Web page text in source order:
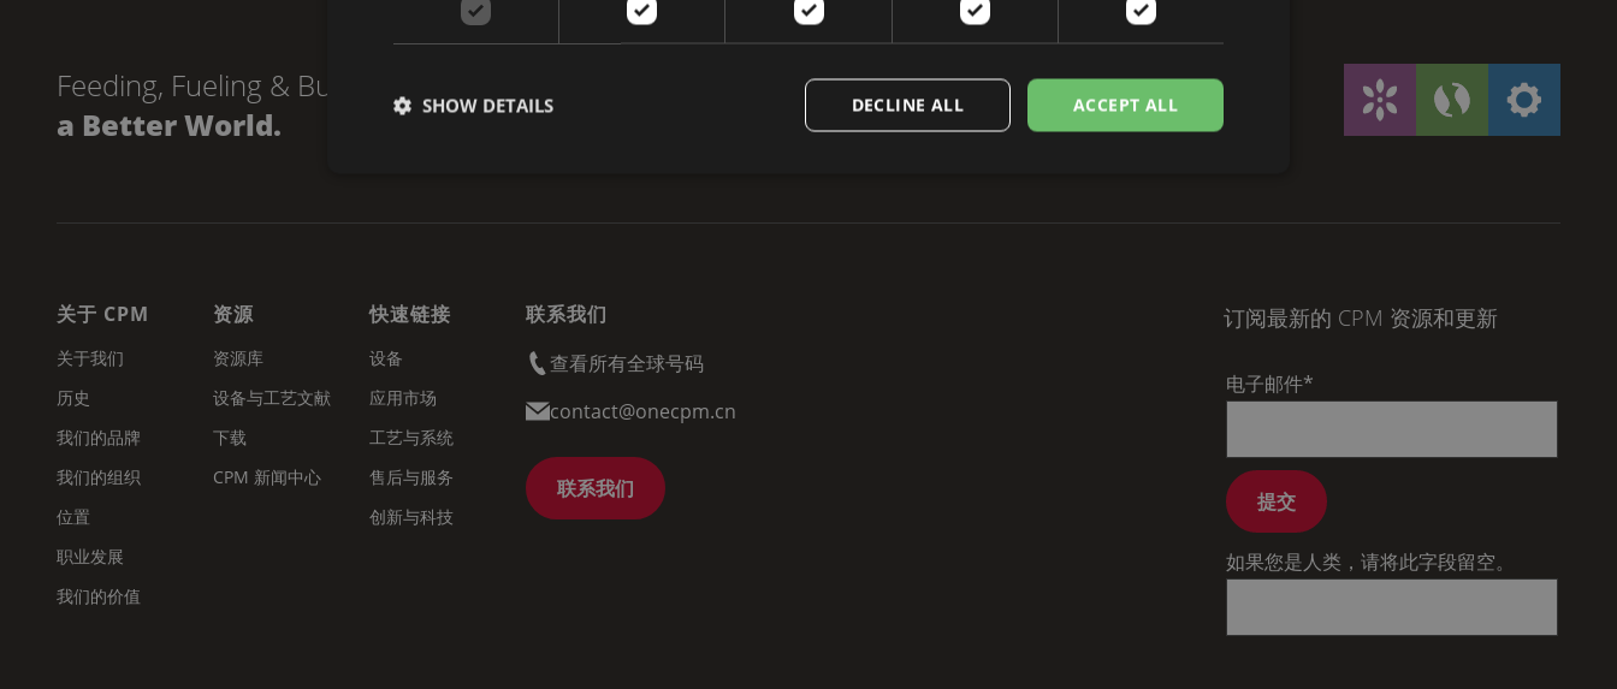
Feeding, Fueling & Building
a Better World.
关于 CPM
关于我们
历史
我们的品牌
我们的组织
位置
职业发展
我们的价值
资源
资源库
设备与工艺文献
下载
CPM 新闻中心
快速链接
设备
应用市场
工艺与系统
售后与服务
创新与科技
联系我们
查看所有全球号码
contact@onecpm.cn
联系我们
订阅最新的 CPM 资源和更新
电子邮件*
提交
如果您是人类，请将此字段留空。
ACCEPT ALL
DECLINE ALL
SHOW DETAILS